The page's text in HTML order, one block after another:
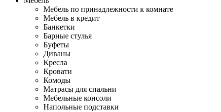
Мебель по принадлежности к комнате
Мебель в кредит
Банкетки
Барные стулья
Буфеты
Диваны
Кресла
Кровати
Комоды
Матрасы для спальни
Мебельные консоли
Напольные подставки